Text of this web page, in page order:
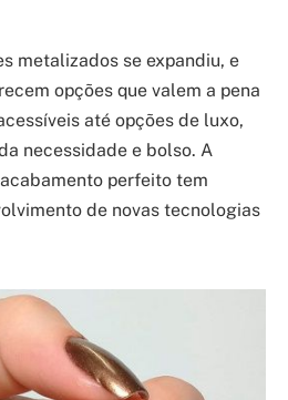
metalizados se expandiu, e
opções que valem a pena
até opções de luxo,
necessidade e bolso. A
perfeito tem
de novas tecnologias